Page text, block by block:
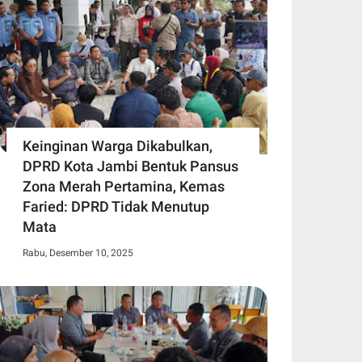
Keinginan Warga Dikabulkan,
DPRD Kota Jambi Bentuk Pansus
Zona Merah Pertamina, Kemas
Faried: DPRD Tidak Menutup
Mata
Rabu, Desember 10, 2025